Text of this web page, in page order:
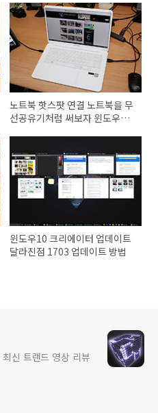
노트북 핫스팟 연결 노트북을 무
선공유기처럼 써보자 윈도우10
윈도우10 크리에이터 업데이트
달라진점 1703 업데이트 방법
신 트랜드 영상 리뷰